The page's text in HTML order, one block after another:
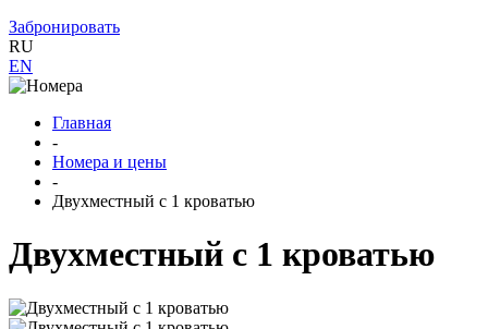
Забронировать
RU
EN
Главная
-
Номера и цены
-
Двухместный с 1 кроватью
Двухместный с 1 кроватью